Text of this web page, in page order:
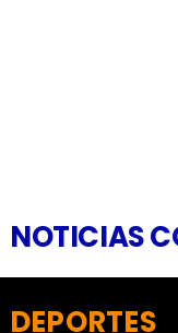
NOTICIAS
DEPORTES